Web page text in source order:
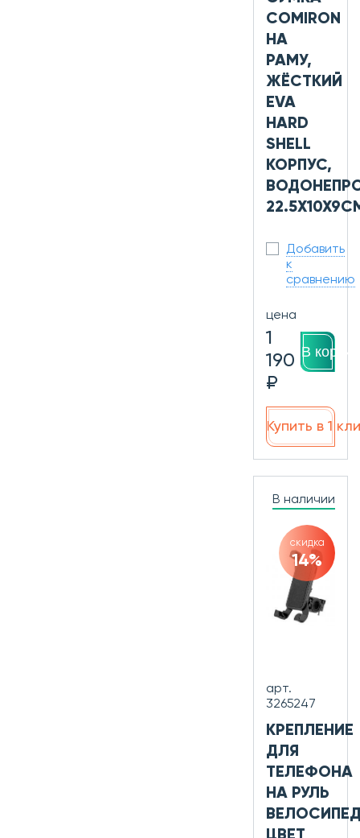
COMIRON
НА
РАМУ,
ЖЁСТКИЙ
EVA
HARD
SHELL
КОРПУС,
Добавить
к
сравнению
цена
1
190
₽
В
Купить в 1
В наличии
скидка
14%
арт.
3265247
КРЕПЛЕНИЕ
ДЛЯ
ТЕЛЕФОНА
НА РУЛЬ